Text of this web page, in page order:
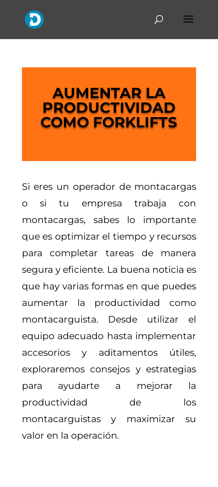
AUMENTAR LA
PRODUCTIVIDAD
COMO FORKLIFTS
Si eres un operador de montacargas
o si tu empresa trabaja con
montacargas, sabes lo importante
que es optimizar el tiempo y recursos
para completar tareas de manera
segura y eficiente. La buena noticia es
que hay varias formas en que puedes
aumentar la productividad como
montacarguista. Desde utilizar el
equipo adecuado hasta implementar
accesorios y aditamentos útiles,
exploraremos consejos y estrategias
para ayudarte a mejorar la
productividad de los
montacarguistas y maximizar su
valor en la operación.